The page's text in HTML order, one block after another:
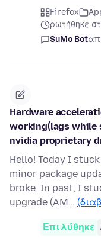
Firefox
ρωτήθηκε
SuMo Bot
Hardware
working(lags while
nvidia proprietary
Hello! Today I
minor package
broke. In past, I
upgrade (AM…
Επιλύθηκε